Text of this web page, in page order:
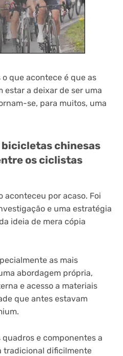
o que acontece é que as
estar a deixar de ser uma
se, para muitos, uma
bicicletas chinesas
os ciclistas
aconteceu por acaso. Foi
e uma estratégia
ideia de mera cópia
as mais
abordagem própria,
e acesso a materiais
que antes estavam
e componentes a
tradicional dificilmente